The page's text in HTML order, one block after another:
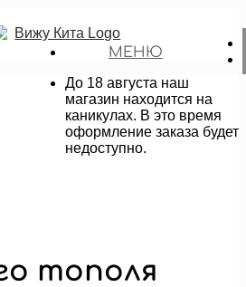
МЕНЮ
До 18 августа наш
магазин находится на
каникулах. В это время
оформление заказа будет
недоступно.
тополя